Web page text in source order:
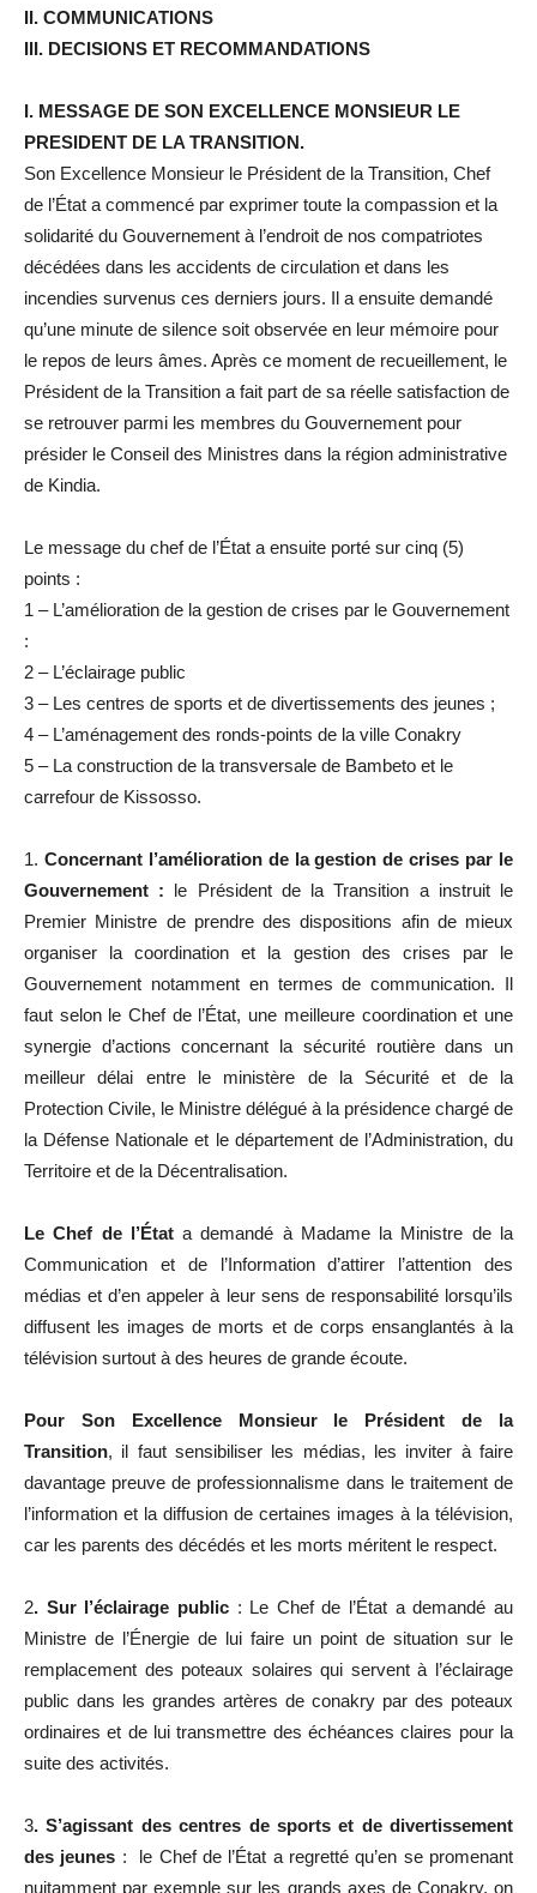
II. COMMUNICATIONS
III. DECISIONS ET RECOMMANDATIONS
I. MESSAGE DE SON EXCELLENCE MONSIEUR LE
PRESIDENT DE LA TRANSITION.
Son Excellence Monsieur le Président de la Transition, Chef
de l’État a commencé par exprimer toute la compassion et la
solidarité du Gouvernement à l’endroit de nos compatriotes
décédées dans les accidents de circulation et dans les
incendies survenus ces derniers jours. Il a ensuite demandé
qu’une minute de silence soit observée en leur mémoire pour
le repos de leurs âmes. Après ce moment de recueillement, le
Président de la Transition a fait part de sa réelle satisfaction de
se retrouver parmi les membres du Gouvernement pour
présider le Conseil des Ministres dans la région administrative
de Kindia.
Le message du chef de l’État a ensuite porté sur cinq (5)
points :
1 – L’amélioration de la gestion de crises par le Gouvernement
:
2 – L’éclairage public
3 – Les centres de sports et de divertissements des jeunes ;
4 – L’aménagement des ronds-points de la ville Conakry
5 – La construction de la transversale de Bambeto et le
carrefour de Kissosso.
1. Concernant l’amélioration de la gestion de crises par le
Gouvernement : le Président de la Transition a instruit le
Premier Ministre de prendre des dispositions afin de mieux
organiser la coordination et la gestion des crises par le
Gouvernement notamment en termes de communication. Il
faut selon le Chef de l’État, une meilleure coordination et une
synergie d’actions concernant la sécurité routière dans un
meilleur délai entre le ministère de la Sécurité et de la
Protection Civile, le Ministre délégué à la présidence chargé de
la Défense Nationale et le département de l’Administration, du
Territoire et de la Décentralisation.
Le Chef de l’Étata demandé à Madame la Ministre de la
Communication et de l’Information d’attirer l’attention des
médias et d’en appeler à leur sens de responsabilité lorsqu’ils
diffusent les images de morts et de corps ensanglantés à la
télévision surtout à des heures de grande écoute.
Pour Son Excellence Monsieur le Président de la
Transition, il faut sensibiliser les médias, les inviter à faire
davantage preuve de professionnalisme dans le traitement de
l’information et la diffusion de certaines images à la télévision,
car les parents des décédés et les morts méritent le respect.
2. Sur l’éclairage public: Le Chef de l’État a demandé au
Ministre de l’Énergie de lui faire un point de situation sur le
remplacement des poteaux solaires qui servent à l’éclairage
public dans les grandes artères de conakry par des poteaux
ordinaires et de lui transmettre des échéances claires pour la
suite des activités.
3. S’agissant des centres de sports et de divertissement
des jeunes : le Chef de l’État a regretté qu’en se promenant
nuitamment par exemple sur les grands axes de Conakry, on